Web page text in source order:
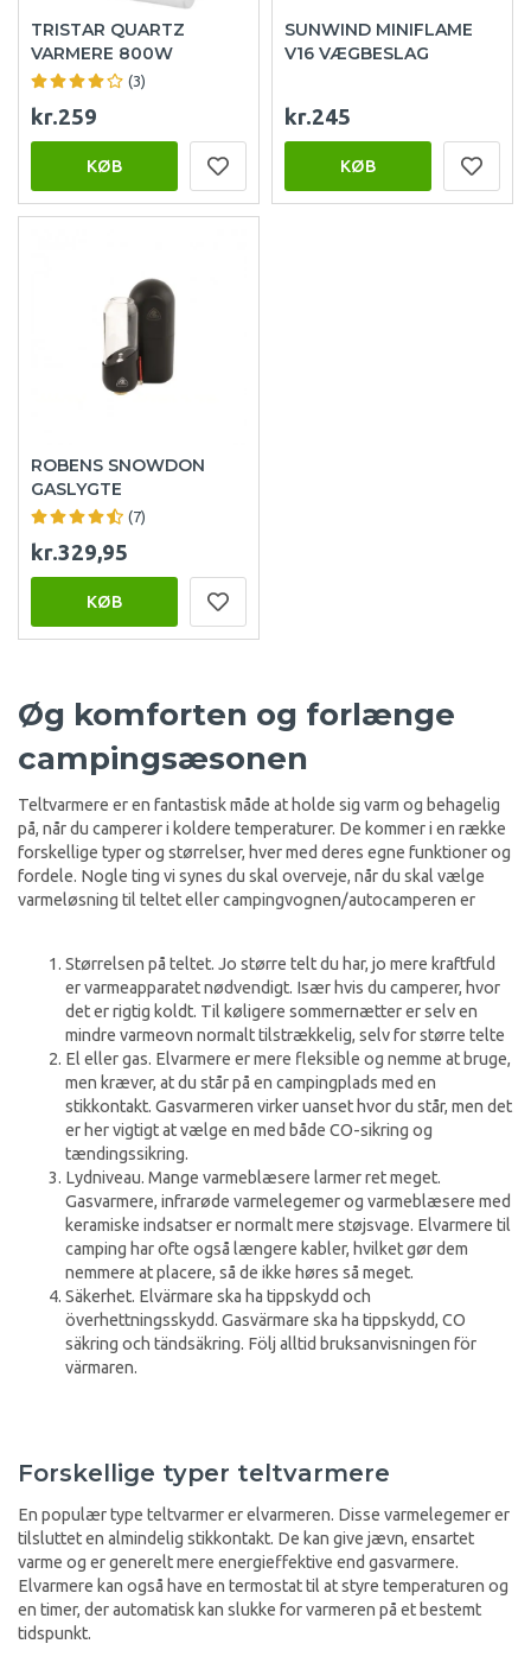
TRISTAR QUARTZ
VARMERE 800W
(3)
kr.259
KØB
SUNWIND MINIFLAME
V16 VÆGBESLAG
kr.245
KØB
ROBENS SNOWDON
GASLYGTE
(7)
kr.329,95
KØB
Øg komforten og forlænge
campingsæsonen
Teltvarmere er en fantastisk måde at holde sig varm og behagelig
på, når du camperer i koldere temperaturer. De kommer i en række
forskellige typer og størrelser, hver med deres egne funktioner og
fordele. Nogle ting vi synes du skal overveje, når du skal vælge
varmeløsning til teltet eller campingvognen/autocamperen er
Størrelsen på teltet. Jo større telt du har, jo mere kraftfuld
er varmeapparatet nødvendigt. Især hvis du camperer, hvor
det er rigtig koldt. Til køligere sommernætter er selv en
mindre varmeovn normalt tilstrækkelig, selv for større telte
El eller gas. Elvarmere er mere fleksible og nemme at bruge,
men kræver, at du står på en campingplads med en
stikkontakt. Gasvarmeren virker uanset hvor du står, men det
er her vigtigt at vælge en med både CO-sikring og
tændingssikring.
Lydniveau. Mange varmeblæsere larmer ret meget.
Gasvarmere, infrarøde varmelegemer og varmeblæsere med
keramiske indsatser er normalt mere støjsvage. Elvarmere til
camping har ofte også længere kabler, hvilket gør dem
nemmere at placere, så de ikke høres så meget.
Säkerhet. Elvärmare ska ha tippskydd och
överhettningsskydd. Gasvärmare ska ha tippskydd, CO
säkring och tändsäkring. Följ alltid bruksanvisningen för
värmaren.
Forskellige typer teltvarmere
En populær type teltvarmer er elvarmeren. Disse varmelegemer er
tilsluttet en almindelig stikkontakt. De kan give jævn, ensartet
varme og er generelt mere energieffektive end gasvarmere.
Elvarmere kan også have en termostat til at styre temperaturen og
en timer, der automatisk kan slukke for varmeren på et bestemt
tidspunkt.